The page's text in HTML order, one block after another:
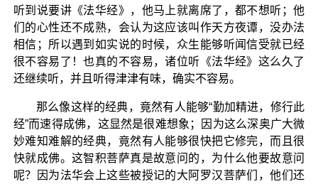
听到说要讲《法华经》，他马上就离席了，都不想听；他
们的心性还不成熟，会认为这应该叫作天方夜谭，没办法
相信；所以遇到如实说的时候，众生能够听闻信受就已经
很不容易了！也真的不容易，诸位听《法华经》这么久了
还继续听，并且听得津津有味，确实不容易。
那么像这样的经典，竟然有人能够“勤加精进，修行此
经”而速得成佛，这显然是很难想象；因为这么深奥广大微
妙难知难解的经典，竟然有人能够很快把它修完，而且很
快就成佛。这智积菩萨真是故意问的，为什么他要故意问
呢？因为法华会上这些被授记的大阿罗汉菩萨们，他们还